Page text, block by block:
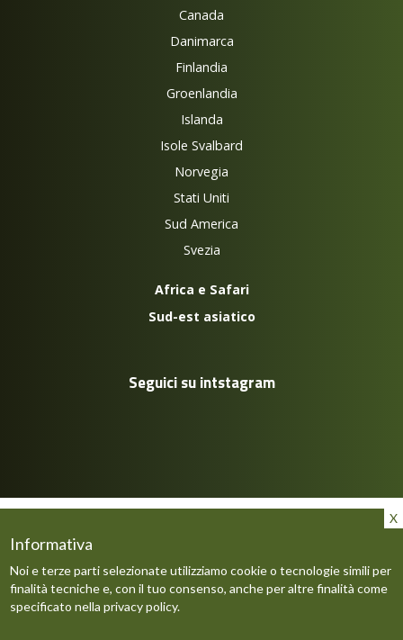
Canada
Danimarca
Finlandia
Groenlandia
Islanda
Isole Svalbard
Norvegia
Stati Uniti
Sud America
Svezia
Africa e Safari
Sud-est asiatico
Seguici su intstagram
C. s.a.s. | P.Iva: 01374260451 | Polizza insolvenza Tua
1/72444/319/170822888
Gli aiuti di Stato e gli aiuti de minimis ricevuti sono contenuti nel
Informativa
Noi e terze parti selezionate utilizziamo cookie o tecnologie simili per
finalità tecniche e, con il tuo consenso, anche per altre finalità come
specificato nellaprivacy policy.